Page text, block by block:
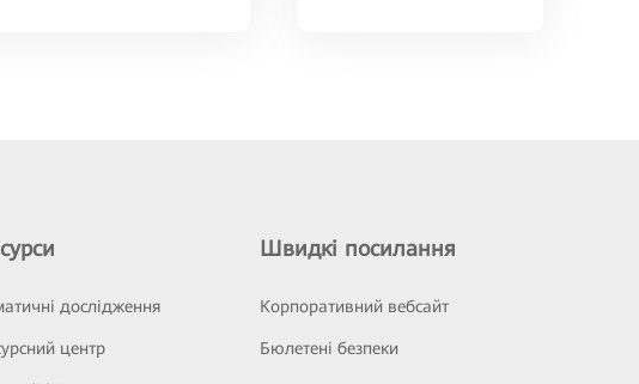
дослідження
центр
Швидкі посилання
Корпоративний вебсайт
Бюлетені безпеки